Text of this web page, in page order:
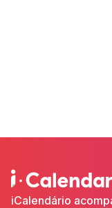
iCalendário